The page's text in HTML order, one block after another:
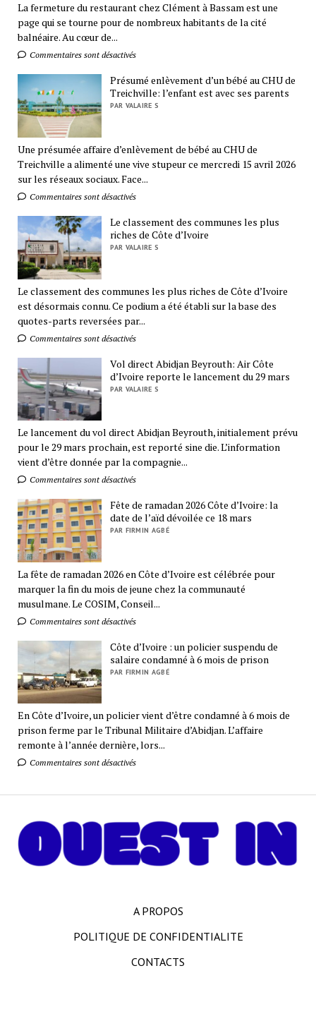
La fermeture du restaurant chez Clément à Bassam est une
page qui se tourne pour de nombreux habitants de la cité
balnéaire. Au cœur de...
Commentaires sont désactivés
Présumé enlèvement d’un bébé au CHU de
Treichville: l’enfant est avec ses parents
PAR VALAIRE S
Une présumée affaire d’enlèvement de bébé au CHU de
Treichville a alimenté une vive stupeur ce mercredi 15 avril 2026
sur les réseaux sociaux. Face...
Commentaires sont désactivés
Le classement des communes les plus
riches de Côte d’Ivoire
PAR VALAIRE S
Le classement des communes les plus riches de Côte d’Ivoire
est désormais connu. Ce podium a été établi sur la base des
quotes-parts reversées par...
Commentaires sont désactivés
Vol direct Abidjan Beyrouth: Air Côte
d’Ivoire reporte le lancement du 29 mars
PAR VALAIRE S
Le lancement du vol direct Abidjan Beyrouth, initialement prévu
pour le 29 mars prochain, est reporté sine die. L’information
vient d’être donnée par la compagnie...
Commentaires sont désactivés
Fête de ramadan 2026 Côte d’Ivoire: la
date de l’aïd dévoilée ce 18 mars
PAR FIRMIN AGBÉ
La fête de ramadan 2026 en Côte d’Ivoire est célébrée pour
marquer la fin du mois de jeune chez la communauté
musulmane. Le COSIM, Conseil...
Commentaires sont désactivés
Côte d’Ivoire : un policier suspendu de
salaire condamné à 6 mois de prison
PAR FIRMIN AGBÉ
En Côte d’Ivoire, un policier vient d’être condamné à 6 mois de
prison ferme par le Tribunal Militaire d’Abidjan. L’affaire
remonte à l’année dernière, lors...
Commentaires sont désactivés
A PROPOS
POLITIQUE DE CONFIDENTIALITE
CONTACTS